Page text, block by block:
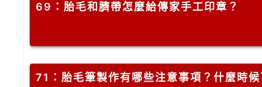
69 ：胎毛和臍帶怎麼給傳家手工印章？
71 ：胎毛筆製作有哪些注意事項？什麼時